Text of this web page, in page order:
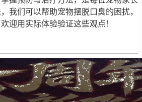
我们可以帮助宠物摆脱口臭的困扰，
迎用实际体验验证这些观点！